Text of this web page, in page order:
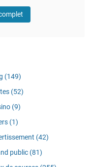
(149)
(52)
(9)
(1)
(42)
public (81)